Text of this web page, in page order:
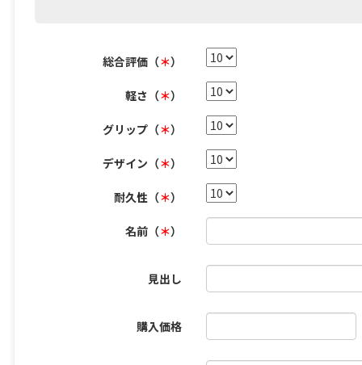
総合評価（＊）
軽さ（＊）
グリップ（＊）
デザイン（＊）
耐久性（＊）
名前（＊）
見出し
購入価格